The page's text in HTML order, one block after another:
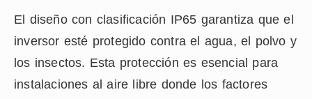
El diseño con clasificación IP65 garantiza que el
inversor esté protegido contra el agua, el polvo y
los insectos. Esta protección es esencial para
instalaciones al aire libre donde los factores